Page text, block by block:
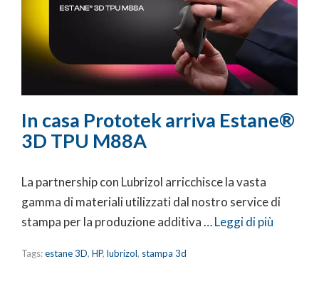
In casa Prototek arriva Estane®
3D TPU M88A
La partnership con Lubrizol arricchisce la vasta
gamma di materiali utilizzati dal nostro service di
stampa per la produzione additiva …Leggi di più
Tags:estane 3D, HP, lubrizol, stampa 3d